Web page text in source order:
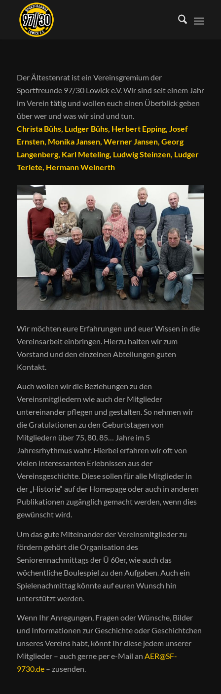
Der Ältestenrat ist ein Vereinsgremium der
Sportfreunde 97/30 Lowick e.V. Wir sind seit einem Jahr
im Verein tätig und wollen euch einen Überblick geben
über wer und was wir sind und tun.
Christa Bühs, Ludger Bühs, Herbert Epping, Josef
Ernsten, Monika Jansen, Werner Jansen, Georg
Langenberg, Karl Meteling, Ludwig Steinzen, Ludger
Teriete, Hermann Weinerth
Wir möchten eure Erfahrungen und euer Wissen in die
Vereinsarbeit einbringen. Hierzu halten wir zum
Vorstand und den einzelnen Abteilungen guten
Kontakt.
Auch wollen wir die Beziehungen zu den
Vereinsmitgliedern wie auch der Mitglieder
untereinander pflegen und gestalten. So nehmen wir
die Gratulationen zu den Geburtstagen von
Mitgliedern über 75, 80, 85… Jahre im 5
Jahresrhythmus wahr. Hierbei erfahren wir oft von
vielen interessanten Erlebnissen aus der
Vereinsgeschichte. Diese sollen für alle Mitglieder in
der „Historie“ auf der Homepage oder auch in anderen
Publikationen zugänglich gemacht werden, wenn dies
gewünscht wird.
Um das gute Miteinander der Vereinsmitglieder zu
fördern gehört die Organisation des
Seniorennachmittags der Ü 60er, wie auch das
wöchentliche Boulespiel zu den Aufgaben. Auch ein
Spielenachmittag könnte auf euren Wunsch hin
unterstützt werden.
Wenn Ihr Anregungen, Fragen oder Wünsche, Bilder
und Informationen zur Geschichte oder Geschichtchen
unseres Vereins habt, könnt Ihr diese jedem unserer
Mitglieder – auch gerne per e-Mail an AER@SF-
9730.de– zusenden.